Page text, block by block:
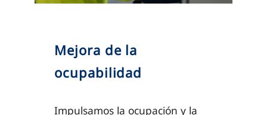
Mejora de la
ocupabilidad
Impulsamos la ocupación y la